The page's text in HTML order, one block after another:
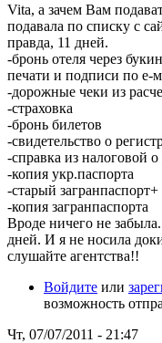
Vita, а зачем Вам
подавала по списку с
правда, 11 дней.
-бронь отеля через
печати и подписи по е-
-дорожные чеки из
-страховка
-бронь билетов
-свидетельство о
-справка из налоговой
-копия укр.паспорта
-старый
-копия загранпаспорта
Вроде ничего не
дней. И я не носила
слушайте агентства!!
Войдите или
возможность
Чт, 07/07/2011 - 21:47